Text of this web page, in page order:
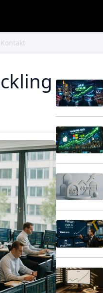
Kontakt